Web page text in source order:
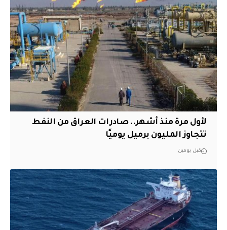
لأول مرة منذ أشهر.. صادرات العراق من النفط
تتجاوز المليون برميل يوميًا
قبل يومين